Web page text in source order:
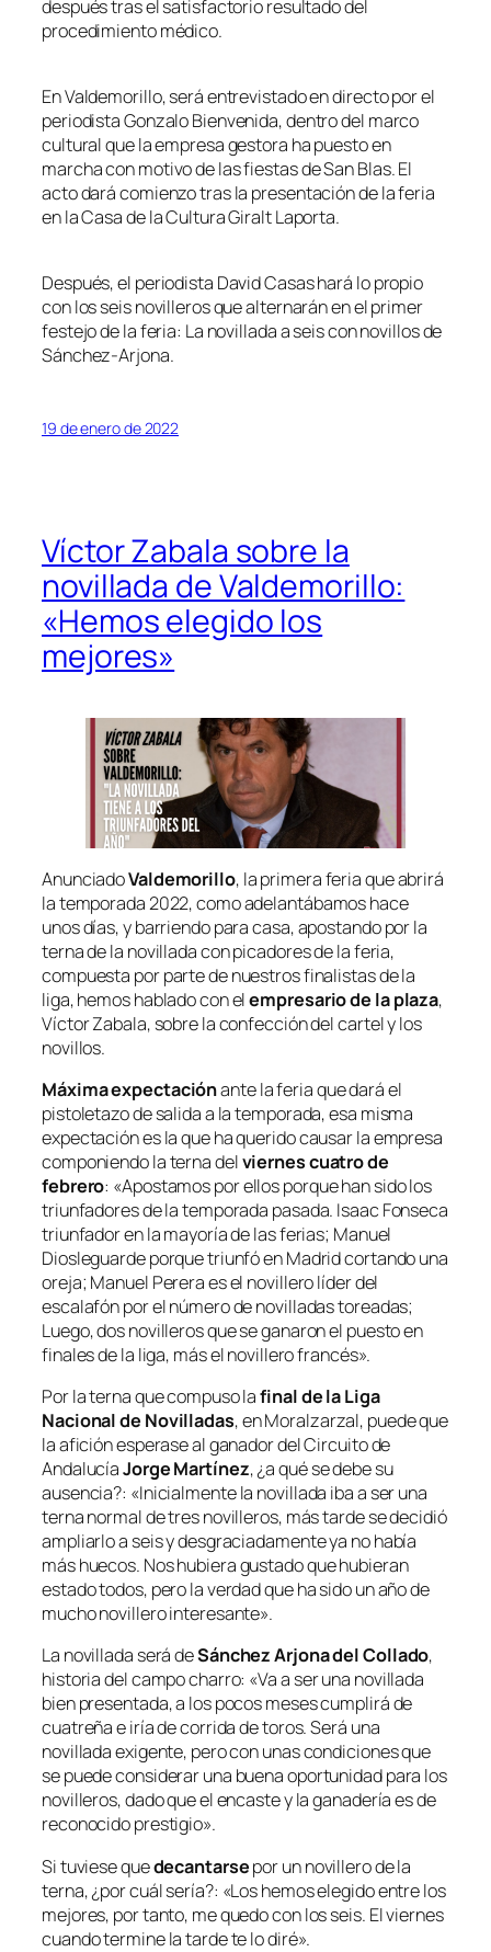
después tras el satisfactorio resultado del
procedimiento médico.
En Valdemorillo, será entrevistado en directo por el
periodista Gonzalo Bienvenida, dentro del marco
cultural que la empresa gestora ha puesto en
marcha con motivo de las fiestas de San Blas. El
acto dará comienzo tras la presentación de la feria
en la Casa de la Cultura Giralt Laporta.
Después, el periodista David Casas hará lo propio
con los seis novilleros que alternarán en el primer
festejo de la feria: La novillada a seis con novillos de
Sánchez-Arjona.
19 de enero de 2022
Víctor Zabala sobre la
novillada de Valdemorillo:
«Hemos elegido los
mejores»
AnunciadoValdemorillo, la primera feria que abrirá
la temporada 2022, como adelantábamos hace
unos días, y barriendo para casa, apostando por la
terna de la novillada con picadores de la feria,
compuesta por parte de nuestros finalistas de la
liga, hemos hablado con elempresario de la plaza,
Víctor Zabala, sobre la confección del cartel y los
novillos.
Máxima expectaciónante la feria que dará el
pistoletazo de salida a la temporada, esa misma
expectación es la que ha querido causar la empresa
componiendo la terna delviernes cuatro de
febrero: «Apostamos por ellos porque han sido los
triunfadores de la temporada pasada. Isaac Fonseca
triunfador en la mayoría de las ferias; Manuel
Diosleguarde porque triunfó en Madrid cortando una
oreja; Manuel Perera es el novillero líder del
escalafón por el número de novilladas toreadas;
Luego, dos novilleros que se ganaron el puesto en
finales de la liga, más el novillero francés».
Por la terna que compuso lafinal de la Liga
Nacional de Novilladas, en Moralzarzal, puede que
la afición esperase al ganador del Circuito de
AndalucíaJorge Martínez, ¿a qué se debe su
ausencia?: «Inicialmente la novillada iba a ser una
terna normal de tres novilleros, más tarde se decidió
ampliarlo a seis y desgraciadamente ya no había
más huecos. Nos hubiera gustado que hubieran
estado todos, pero la verdad que ha sido un año de
mucho novillero interesante».
La novillada será deSánchez Arjona del Collado,
historia del campo charro: «Va a ser una novillada
bien presentada, a los pocos meses cumplirá de
cuatreña e iría de corrida de toros. Será una
novillada exigente, pero con unas condiciones que
se puede considerar una buena oportunidad para los
novilleros, dado que el encaste y la ganadería es de
reconocido prestigio».
Si tuviese quedecantarsepor un novillero de la
terna, ¿por cuál sería?: «Los hemos elegido entre los
mejores, por tanto, me quedo con los seis. El viernes
cuando termine la tarde te lo diré».